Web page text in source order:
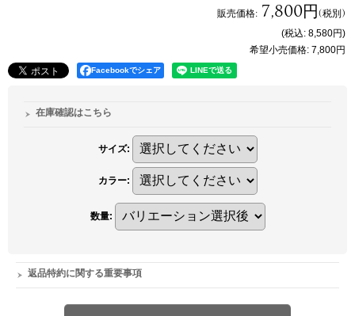
販売価格: 7,800円(税別)
(税込: 8,580円)
希望小売価格: 7,800円
Facebookでシェア
在庫確認はこちら
サイズ:
カラー:
数量:
返品特約に関する重要事項